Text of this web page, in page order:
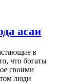
асаи
в
что богаты
своими
люди